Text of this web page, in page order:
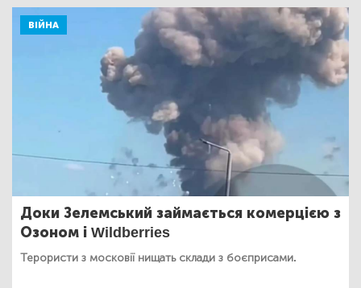
ВІЙНА
Доки Зелемський займається комерцією з
Озоном і Wildberries
Терористи з московії нищать склади з боєприсами.